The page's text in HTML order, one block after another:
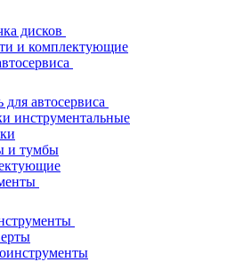
дисков
и комплектующие
для автосервиса
инструментальные
и тумбы